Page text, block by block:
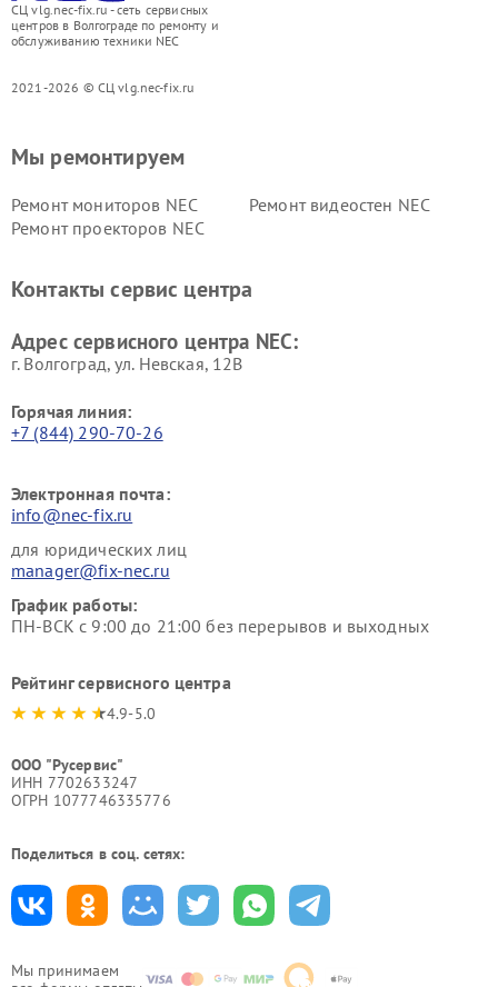
СЦ vlg.nec-fix.ru - сеть сервисных
центров в Волгограде по ремонту и
обслуживанию техники NEC
2021-2026 © СЦ vlg.nec-fix.ru
Мы принимаем
Мы ремонтируем
Ремонт мониторов NEC
Ремонт видеостен NEC
Ремонт проекторов NEC
Контакты сервис центра
Адрес сервисного центра NEC:
г. Волгоград, ул. Невская, 12В
Горячая линия:
+7 (844) 290-70-26
Электронная почта:
info@nec-fix.ru
для юридических лиц
manager@fix-nec.ru
График работы:
ПН-ВСК с 9:00 до 21:00 без перерывов и выходных
Рейтинг сервисного центра
4.9-5.0
ООО "Русервис"
ИНН 7702633247
ОГРН 1077746335776
Поделиться в соц. сетях: